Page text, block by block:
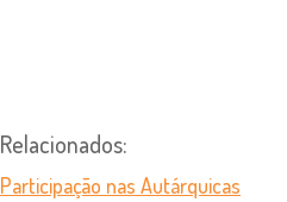
Relacionados:
Participação nas Autárquicas